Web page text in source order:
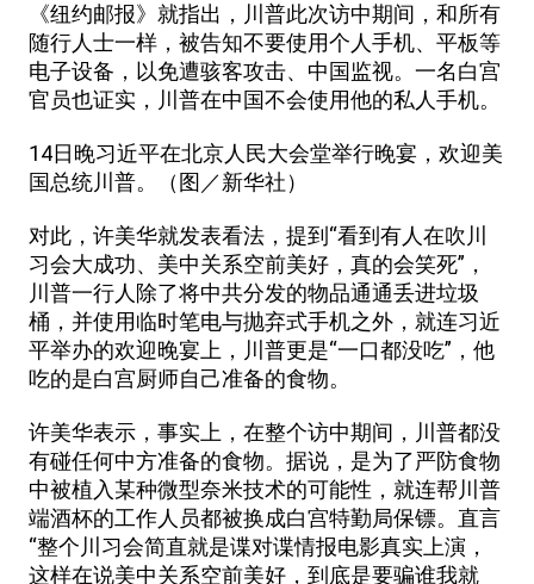
《纽约邮报》就指出，川普此次访中期间，和所有
随行人士一样，被告知不要使用个人手机、平板等
电子设备，以免遭骇客攻击、中国监视。一名白宫
官员也证实，川普在中国不会使用他的私人手机。
14日晚习近平在北京人民大会堂举行晚宴，欢迎美
国总统川普。（图／新华社）
对此，许美华就发表看法，提到“看到有人在吹川
习会大成功、美中关系空前美好，真的会笑死”，
川普一行人除了将中共分发的物品通通丢进垃圾
桶，并使用临时笔电与抛弃式手机之外，就连习近
平举办的欢迎晚宴上，川普更是“一口都没吃”，他
吃的是白宫厨师自己准备的食物。​
许美华表示，事实上，在整个访中期间，川普都没
有碰任何中方准备的食物。​据说，是为了严防食物
中被植入某种微型奈米技术的可能性，就连帮川普
端酒杯的工作人员都被换成白宫特勤局保镖。直言
“​整个川习会简直就是谍对谍情报电影真实上演，
这样在说美中关系空前美好，到底是要骗谁我就